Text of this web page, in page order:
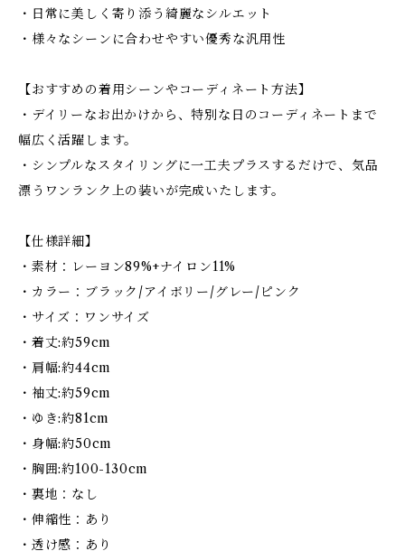
・日常に美しく寄り添う綺麗なシルエット
・様々なシーンに合わせやすい優秀な汎用性
【おすすめの着用シーンやコーディネート方法】
・デイリーなお出かけから、特別な日のコーディネートまで
幅広く活躍します。
・シンプルなスタイリングに一工夫プラスするだけで、気品
漂うワンランク上の装いが完成いたします。
【仕様詳細】
・素材：レーヨン89%+ナイロン11%
・カラー：ブラック/アイボリー/グレー/ピンク
・サイズ：ワンサイズ
・着丈:約59cm
・肩幅:約44cm
・袖丈:約59cm
・ゆき:約81cm
・身幅:約50cm
・胸囲:約100-130cm
・裏地：なし
・伸縮性：あり
・透け感：あり